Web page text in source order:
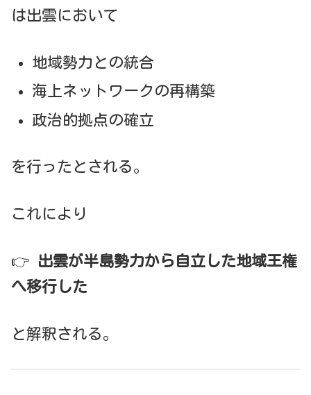
は出雲において
地域勢力との統合
海上ネットワークの再構築
政治的拠点の確立
を行ったとされる。
これにより
👉 出雲が半島勢力から自立した地域王権
へ移行した
と解釈される。